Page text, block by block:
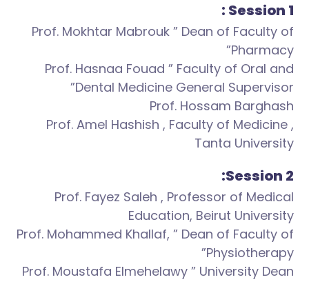
Session 1 :
Prof. Mokhtar Mabrouk ” Dean of Faculty of
Pharmacy”
Prof. Hasnaa Fouad ” Faculty of Oral and
Dental Medicine General Supervisor”
Prof. Hossam Barghash
Prof. Amel Hashish , Faculty of Medicine ,
Tanta University
Session 2:
Prof. Fayez Saleh , Professor of Medical
Education, Beirut University
Prof. Mohammed Khallaf, ” Dean of Faculty of
Physiotherapy”
Prof. Moustafa Elmehelawy ” University Dean